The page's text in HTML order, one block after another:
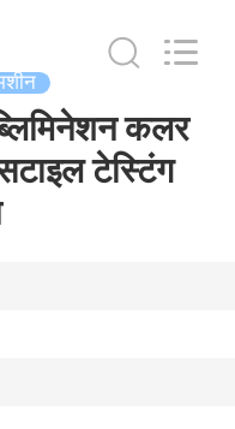
कलर
टेस्टिंग